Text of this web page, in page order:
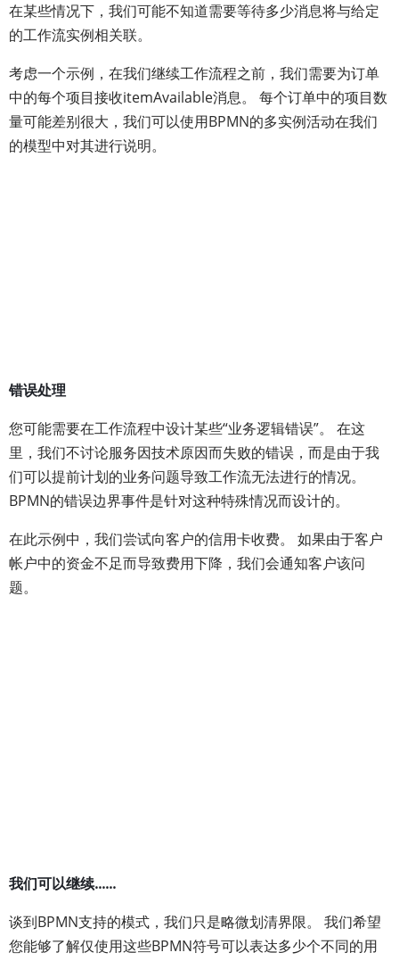
在某些情况下，我们可能不知道需要等待多少消息将与给定
的工作流实例相关联。
考虑一个示例，在我们继续工作流程之前，我们需要为订单
中的每个项目接收itemAvailable消息。 每个订单中的项目数
量可能差别很大，我们可以使用BPMN的多实例活动在我们
的模型中对其进行说明。
错误处理
您可能需要在工作流程中设计某些“业务逻辑错误”。 在这
里，我们不讨论服务因技术原因而失败的错误，而是由于我
们可以提前计划的业务问题导致工作流无法进行的情况。
BPMN的错误边界事件是针对这种特殊情况而设计的。
在此示例中，我们尝试向客户的信用卡收费。 如果由于客户
帐户中的资金不足而导致费用下降，我们会通知客户该问
题。
我们可以继续......
谈到BPMN支持的模式，我们只是略微划清界限。 我们希望
您能够了解仅使用这些BPMN符号可以表达多少个不同的用